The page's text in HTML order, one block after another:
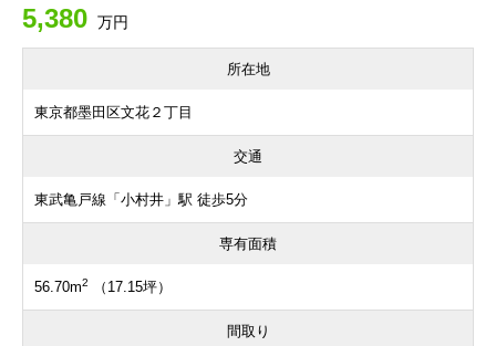
5,380 万円
所在地
東京都墨田区文花２丁目
交通
東武亀戸線「小村井」駅 徒歩5分
専有面積
56.70m2 （17.15坪）
間取り